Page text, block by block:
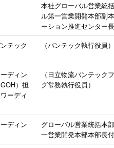
本社グローバル営業統
ル第一営業開発本部副
ーション推進センター長
テック
（バンテック執行役員）
ディン
）担
ーディ
（日立物流バンテック
グ常務執行役員）
ディン
グローバル営業統括本
一営業開発本部本部長付